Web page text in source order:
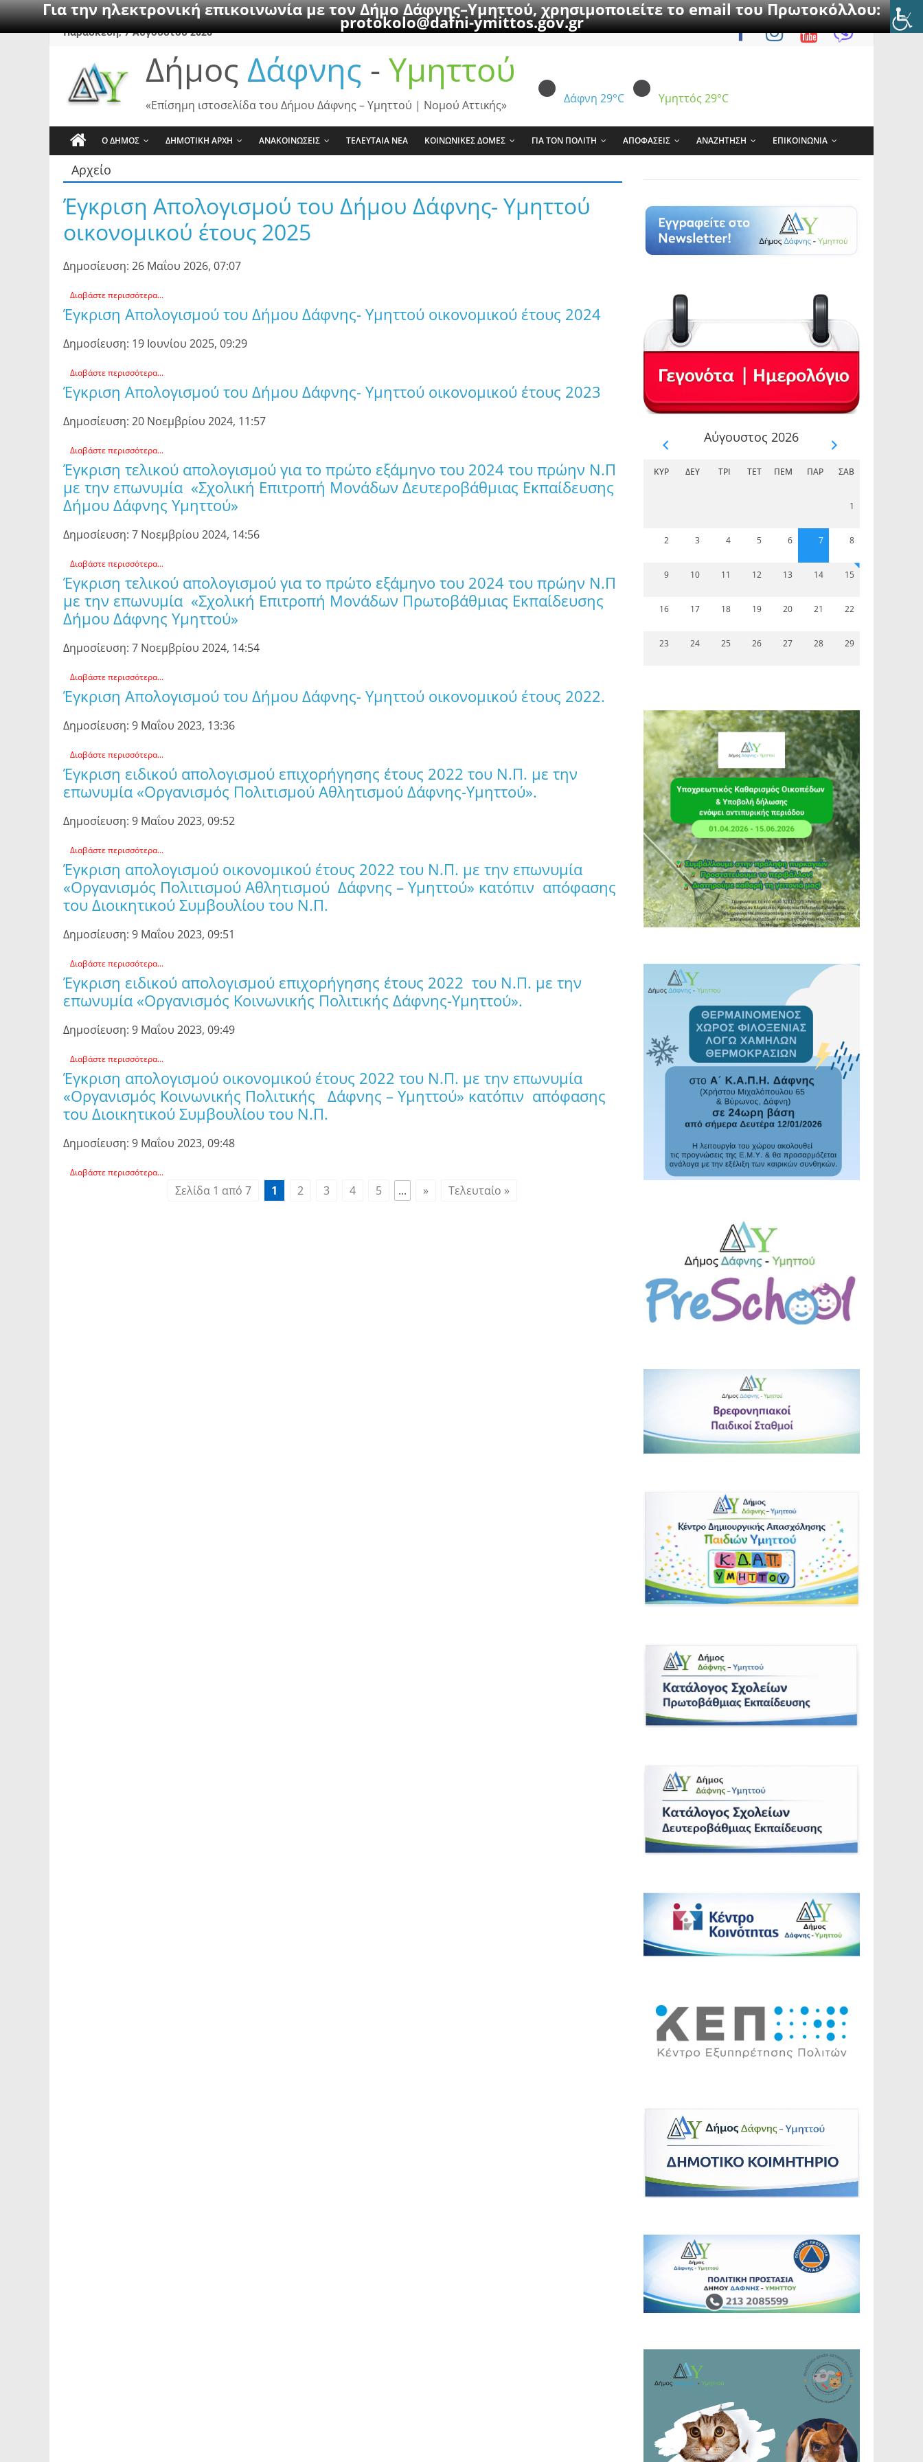
Για την ηλεκτρονική επικοινωνία με τον Δήμο Δάφνης–Υμηττού, χρησιμοποιείτε το email του Πρωτοκόλλου:
protokolo@dafni-ymittos.gov.gr
SkipΠαρασκευή, 7 Αυγούστου 2026
Δήμος Δάφνης - Υμηττού
Δάφνη 29°C Υμηττός 29°C
«Επίσημη ιστοσελίδα του Δήμου Δάφνης – Υμηττού | Νομού Αττικής»
Ο ΔΗΜΟΣ ΔΗΜΟΤΙΚΗ ΑΡΧΗ ΑΝΑΚΟΙΝΩΣΕΙΣ ΤΕΛΕΥΤΑΙΑ ΝΕΑ ΚΟΙΝΩΝΙΚΕΣ ΔΟΜΕΣ ΓΙΑ ΤΟΝ ΠΟΛΙΤΗ ΑΠΟΦΑΣΕΙΣ ΑΝΑΖΗΤΗΣΗ ΕΠΙΚΟΙΝΩΝΙΑ
Αρχείο
Έγκριση Απολογισμού του Δήμου Δάφνης- Υμηττού
οικονομικού έτους 2025
Δημοσίευση: 26 Μαΐου 2026, 07:07
Διαβάστε περισσότερα...
Έγκριση Απολογισμού του Δήμου Δάφνης- Υμηττού οικονομικού έτους 2024
Δημοσίευση: 19 Ιουνίου 2025, 09:29
Διαβάστε περισσότερα...
Έγκριση Απολογισμού του Δήμου Δάφνης- Υμηττού οικονομικού έτους 2023
Δημοσίευση: 20 Νοεμβρίου 2024, 11:57
Διαβάστε περισσότερα...
Έγκριση τελικού απολογισμού για το πρώτο εξάμηνο του 2024 του πρώην Ν.Π
με την επωνυμία «Σχολική Επιτροπή Μονάδων Δευτεροβάθμιας Εκπαίδευσης
Δήμου Δάφνης Υμηττού»
Δημοσίευση: 7 Νοεμβρίου 2024, 14:56
Διαβάστε περισσότερα...
Έγκριση τελικού απολογισμού για το πρώτο εξάμηνο του 2024 του πρώην Ν.Π
με την επωνυμία «Σχολική Επιτροπή Μονάδων Πρωτοβάθμιας Εκπαίδευσης
Δήμου Δάφνης Υμηττού»
Δημοσίευση: 7 Νοεμβρίου 2024, 14:54
Διαβάστε περισσότερα...
Έγκριση Απολογισμού του Δήμου Δάφνης- Υμηττού οικονομικού έτους 2022.
Δημοσίευση: 9 Μαΐου 2023, 13:36
Διαβάστε περισσότερα...
Έγκριση ειδικού απολογισμού επιχορήγησης έτους 2022 του Ν.Π. με την
επωνυμία «Οργανισμός Πολιτισμού Αθλητισμού Δάφνης-Υμηττού».
Δημοσίευση: 9 Μαΐου 2023, 09:52
Διαβάστε περισσότερα...
Έγκριση απολογισμού οικονομικού έτους 2022 του Ν.Π. με την επωνυμία
«Οργανισμός Πολιτισμού Αθλητισμού Δάφνης – Υμηττού» κατόπιν απόφασης
του Διοικητικού Συμβουλίου του Ν.Π.
Δημοσίευση: 9 Μαΐου 2023, 09:51
Διαβάστε περισσότερα...
Έγκριση ειδικού απολογισμού επιχορήγησης έτους 2022 του Ν.Π. με την
επωνυμία «Οργανισμός Κοινωνικής Πολιτικής Δάφνης-Υμηττού».
Δημοσίευση: 9 Μαΐου 2023, 09:49
Διαβάστε περισσότερα...
Έγκριση απολογισμού οικονομικού έτους 2022 του Ν.Π. με την επωνυμία
«Οργανισμός Κοινωνικής Πολιτικής Δάφνης – Υμηττού» κατόπιν απόφασης
του Διοικητικού Συμβουλίου του Ν.Π.
Δημοσίευση: 9 Μαΐου 2023, 09:48
Διαβάστε περισσότερα...
Σελίδα 1 από 7 1 2 3 4 5 ... » Τελευταίο »
Αύγουστος 2026
ΚΥΡ ΔΕΥ ΤΡΊ ΤΕΤ ΠΈΜ ΠΑΡ ΣΆΒ
1
2 3 4 5 6 7 8
9 10 11 12 13 14 15
16 17 18 19 20 21 22
23 24 25 26 27 28 29